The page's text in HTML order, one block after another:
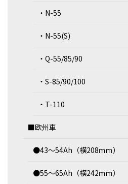
・N-55
・N-55(S)
・Q-55/85/90
・S-85/90/100
・T-110
■欧州車
●43～54Ah（横208ｍｍ）
●55～65Ah（横242ｍｍ）